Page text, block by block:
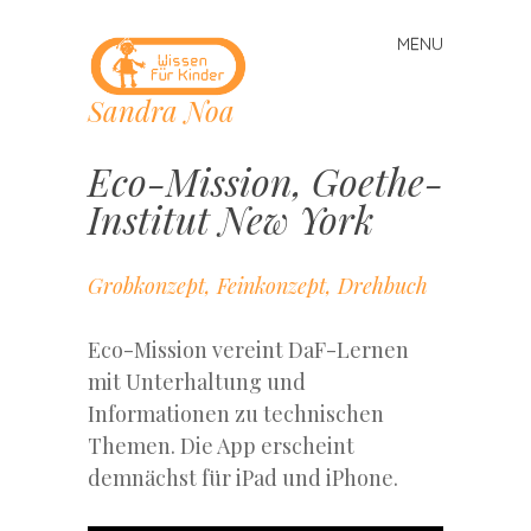
Sandra Noa
MENU
Skip
to
content
Eco-Mission, Goethe-
Institut New York
Grobkonzept, Feinkonzept, Drehbuch
Eco-Mission vereint DaF-Lernen
mit Unterhaltung und
Informationen zu technischen
Themen. Die App erscheint
demnächst für iPad und iPhone.